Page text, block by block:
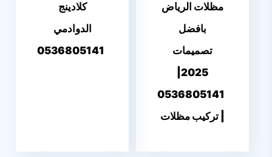
مظلات الرياض
بافضل
تصميمات
2025|
0536805141
| تركيب مظلات
كلادينج
الدوادمي
0536805141